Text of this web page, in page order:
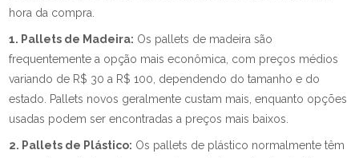
hora da compra.
1. Pallets de Madeira: Os pallets de madeira são
frequentemente a opção mais econômica, com preços médios
variando de R$ 30 a R$ 100, dependendo do tamanho e do
estado. Pallets novos geralmente custam mais, enquanto opções
usadas podem ser encontradas a preços mais baixos.
2. Pallets de Plástico: Os pallets de plástico normalmente têm